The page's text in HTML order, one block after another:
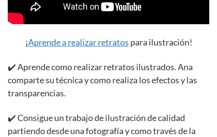
¡Aprende a realizar retratos para ilustración!
✔️ Aprende como realizar retratos ilustrados. Ana
comparte su técnica y como realiza los efectos y las
transparencias.
✔️ Consigue un trabajo de ilustración de calidad
partiendo desde una fotografía y como través de la